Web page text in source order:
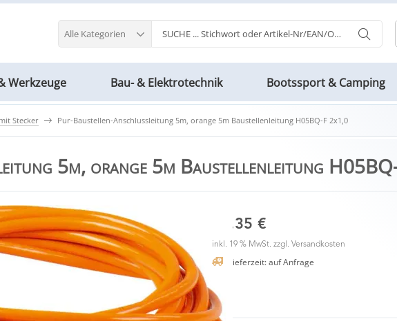
Alle Kategorien
Werkzeuge Bau- & Elektrotechnik Bootssport & Camping
mit Stecker Pur-Baustellen-Anschlussleitung 5m, orange 5m Baustellenleitung H05BQ-F 2x1,0
5m, orange 5m Baustellenleitung
11,35 €
inkl. 19 % MwSt. zzgl. Versandkosten
Lieferzeit: auf Anfrage